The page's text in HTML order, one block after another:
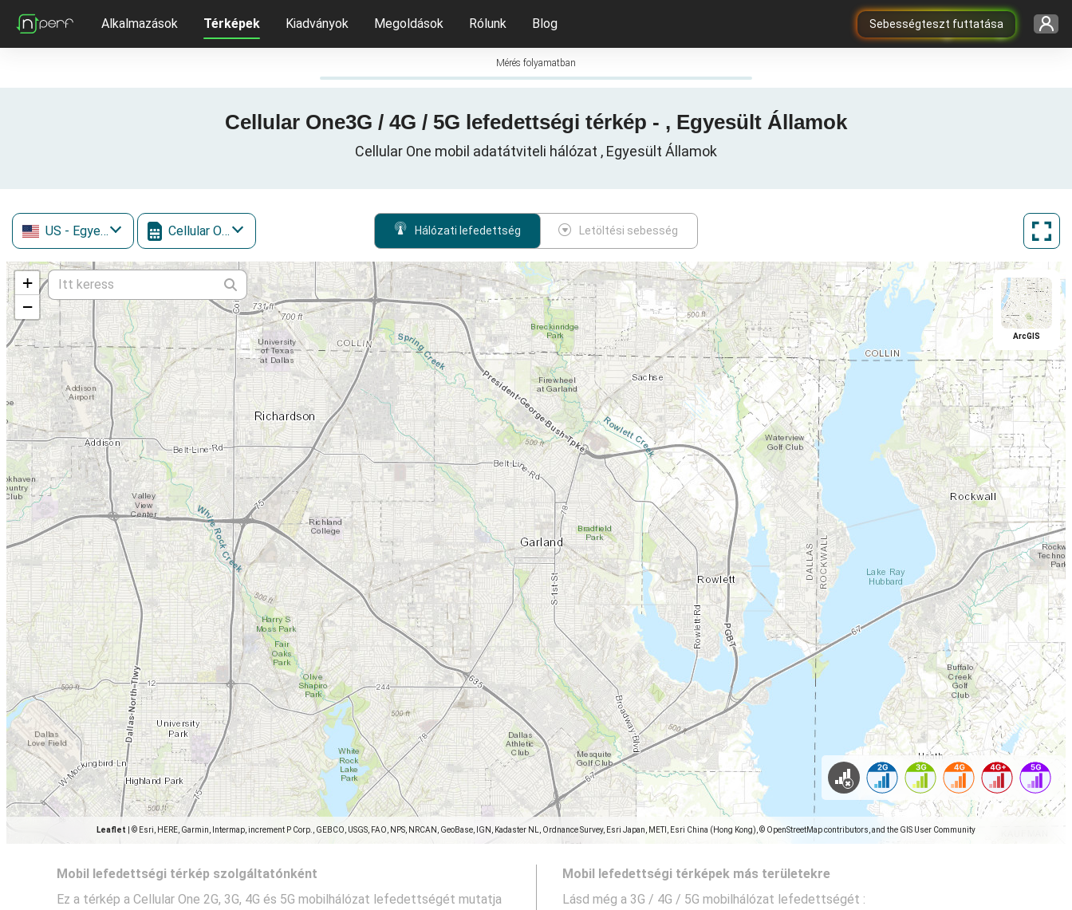
Sebességteszt futtatása
Alkalmazások Térképek Kiadványok Megoldások Rólunk Blog
Mérés folyamatban
Cellular One3G / 4G / 5G lefedettségi térkép - , Egyesült Államok
Cellular One mobil adatátviteli hálózat , Egyesült Államok
US - Egyesült Államok Cellular One Hálózati lefedettség Letöltési sebesség
+
−
Leaflet © Esri, HERE, Garmin, Intermap, increment P Corp., GEBCO, USGS, FAO, NPS, NRCAN, GeoBase, IGN, Kadaster NL, Ordnance Survey, Esri Japan, METI, Esri China (Hong Kong), © OpenStreetMap contributors, and the GIS User Community
ArcGIS
Mobil lefedettségi térkép szolgáltatónként
Ez a térkép a Cellular One 2G, 3G, 4G és 5G mobilhálózat lefedettségét mutatja
Mobil lefedettségi térképek más területekre
Lásd még a 3G / 4G / 5G mobilhálózat lefedettségét :